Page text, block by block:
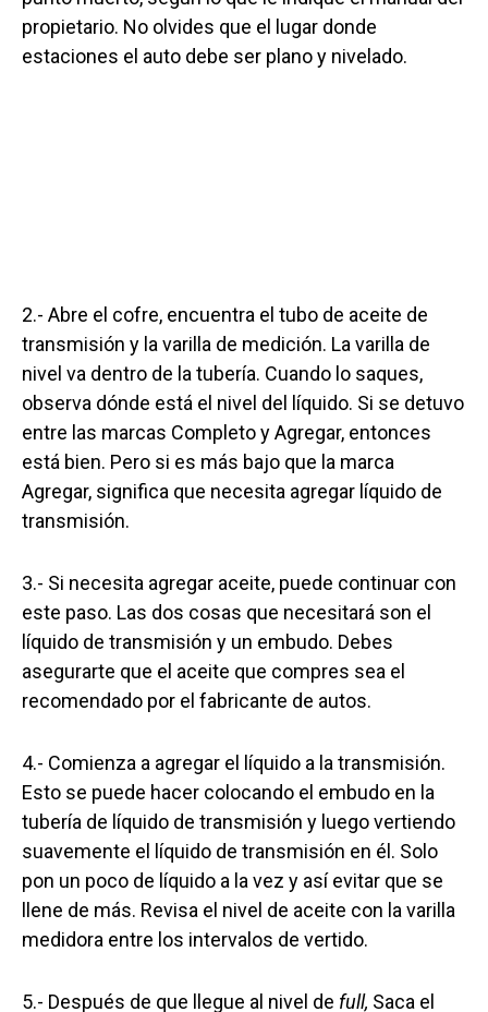
propietario. No olvides que el lugar donde
estaciones el auto debe ser plano y nivelado.
2.- Abre el cofre, encuentra el tubo de aceite de
transmisión y la varilla de medición. La varilla de
nivel va dentro de la tubería. Cuando lo saques,
observa dónde está el nivel del líquido. Si se detuvo
entre las marcas Completo y Agregar, entonces
está bien. Pero si es más bajo que la marca
Agregar, significa que necesita agregar líquido de
transmisión.
3.- Si necesita agregar aceite, puede continuar con
este paso. Las dos cosas que necesitará son el
líquido de transmisión y un embudo. Debes
asegurarte que el aceite que compres sea el
recomendado por el fabricante de autos.
4.- Comienza a agregar el líquido a la transmisión.
Esto se puede hacer colocando el embudo en la
tubería de líquido de transmisión y luego vertiendo
suavemente el líquido de transmisión en él. Solo
pon un poco de líquido a la vez y así evitar que se
llene de más. Revisa el nivel de aceite con la varilla
medidora entre los intervalos de vertido.
5.- Después de que llegue al nivel de full, Saca el